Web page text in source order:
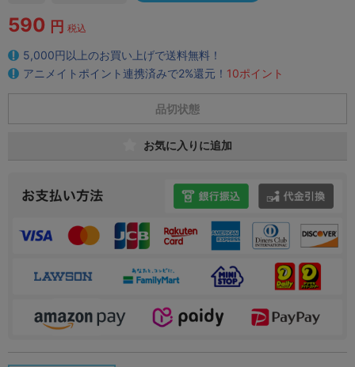
590 円 税込
5,000円以上のお買い上げで送料無料！
アニメイトポイント連携済みで2%還元！ 10ポイント
品切状態
お気に入りに追加